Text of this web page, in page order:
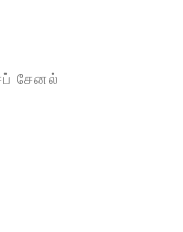
சேனல்